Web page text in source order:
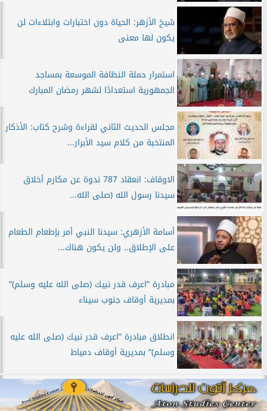
شيخ الأزهر: الحياة دون اختبارات وابتلاءات لن
يكون لها معنى
استمرار حملة النظافة الموسعة بمساجد
الجمهورية استعدادًا لشهر رمضان المبارك
مجلس الحديث الثاني لقراءة وشرح كتاب: الأذكار
المنتخبة من كلام سيد الأبرار...
الاوقاف: انعقاد 787 ندوة عن مكارم أخلاق
سيدنا رسول الله (صلى الله...
أسامة الأزهري: سيدنا النبي أمر بإطعام الطعام
على الإطلاق.. ولن يكون هناك...
مبادرة ”اعرف قدر نبيك (صلى الله عليه وسلم)”
بمديرية أوقاف جنوب سيناء
انطلاق مبادرة ”اعرف قدر نبيك (صلى الله عليه
وسلم)” بمديرية أوقاف دمياط